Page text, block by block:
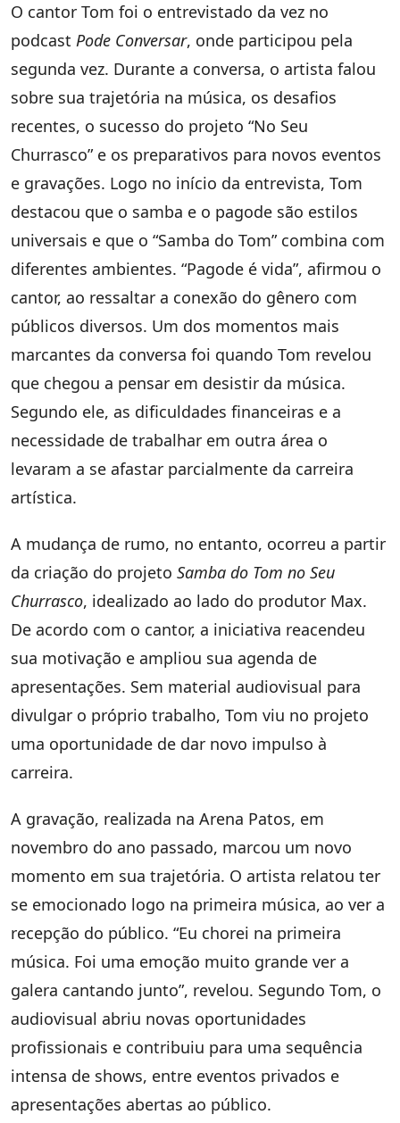
O cantor Tom foi o entrevistado da vez no
podcast Pode Conversar, onde participou pela
segunda vez. Durante a conversa, o artista falou
sobre sua trajetória na música, os desafios
recentes, o sucesso do projeto “No Seu
Churrasco” e os preparativos para novos eventos
e gravações. Logo no início da entrevista, Tom
destacou que o samba e o pagode são estilos
universais e que o “Samba do Tom” combina com
diferentes ambientes. “Pagode é vida”, afirmou o
cantor, ao ressaltar a conexão do gênero com
públicos diversos. Um dos momentos mais
marcantes da conversa foi quando Tom revelou
que chegou a pensar em desistir da música.
Segundo ele, as dificuldades financeiras e a
necessidade de trabalhar em outra área o
levaram a se afastar parcialmente da carreira
artística.
A mudança de rumo, no entanto, ocorreu a partir
da criação do projeto Samba do Tom no Seu
Churrasco, idealizado ao lado do produtor Max.
De acordo com o cantor, a iniciativa reacendeu
sua motivação e ampliou sua agenda de
apresentações. Sem material audiovisual para
divulgar o próprio trabalho, Tom viu no projeto
uma oportunidade de dar novo impulso à
carreira.
A gravação, realizada na Arena Patos, em
novembro do ano passado, marcou um novo
momento em sua trajetória. O artista relatou ter
se emocionado logo na primeira música, ao ver a
recepção do público. “Eu chorei na primeira
música. Foi uma emoção muito grande ver a
galera cantando junto”, revelou. Segundo Tom, o
audiovisual abriu novas oportunidades
profissionais e contribuiu para uma sequência
intensa de shows, entre eventos privados e
apresentações abertas ao público.